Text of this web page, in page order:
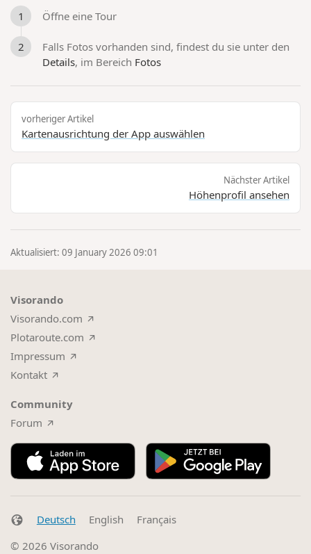
Öffne eine Tour
Falls Fotos vorhanden sind, findest du sie unter den
Details, im Bereich Fotos
vorheriger Artikel
Kartenausrichtung der App auswählen
Nächster Artikel
Höhenprofil ansehen
Aktualisiert: 09 January 2026 09:01
Visorando
Visorando.com
Plotaroute.com
Impressum
Kontakt
Community
Forum
Deutsch English
Français
© 2026Visorando